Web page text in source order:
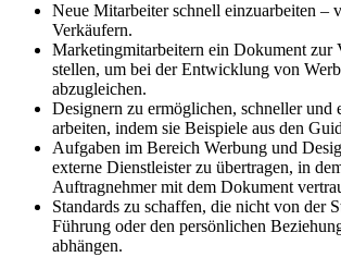
Neue Mitarbeiter schnell einzuarbeiten –
Verkäufern.
Marketingmitarbeitern ein Dokument zur
stellen, um bei der Entwicklung von
abzugleichen.
Designern zu ermöglichen, schneller und
arbeiten, indem sie Beispiele aus den
Aufgaben im Bereich Werbung und
externe Dienstleister zu übertragen, in
Auftragnehmer mit dem Dokument
Standards zu schaffen, die nicht von der
Führung oder den persönlichen
abhängen.